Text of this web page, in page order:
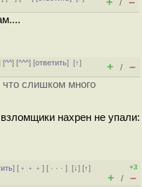
/
[^^] [^^^] [ответить][↑]
+ / –
что слишком много
нахрен не упали:
] [ ﹢﹢﹢] [ · · ·][↓] [↑]
+3
+ / –